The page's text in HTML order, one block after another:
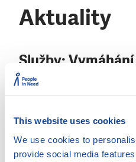
This website uses cookies
We use cookies to
provide social media
Aktuality
Služby:
výživného
Centrum sociálních a
města Příbram, p.o.,
poradna